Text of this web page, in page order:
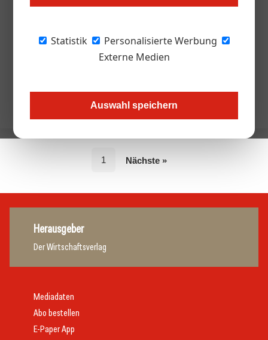
Statistik
Personalisierte Werbung
Externe Medien
Auswahl speichern
Von: Bernadette Altenburger
1 Nächste »
Herausgeber
Der Wirtschaftsverlag
Mediadaten
Abo bestellen
E-Paper App